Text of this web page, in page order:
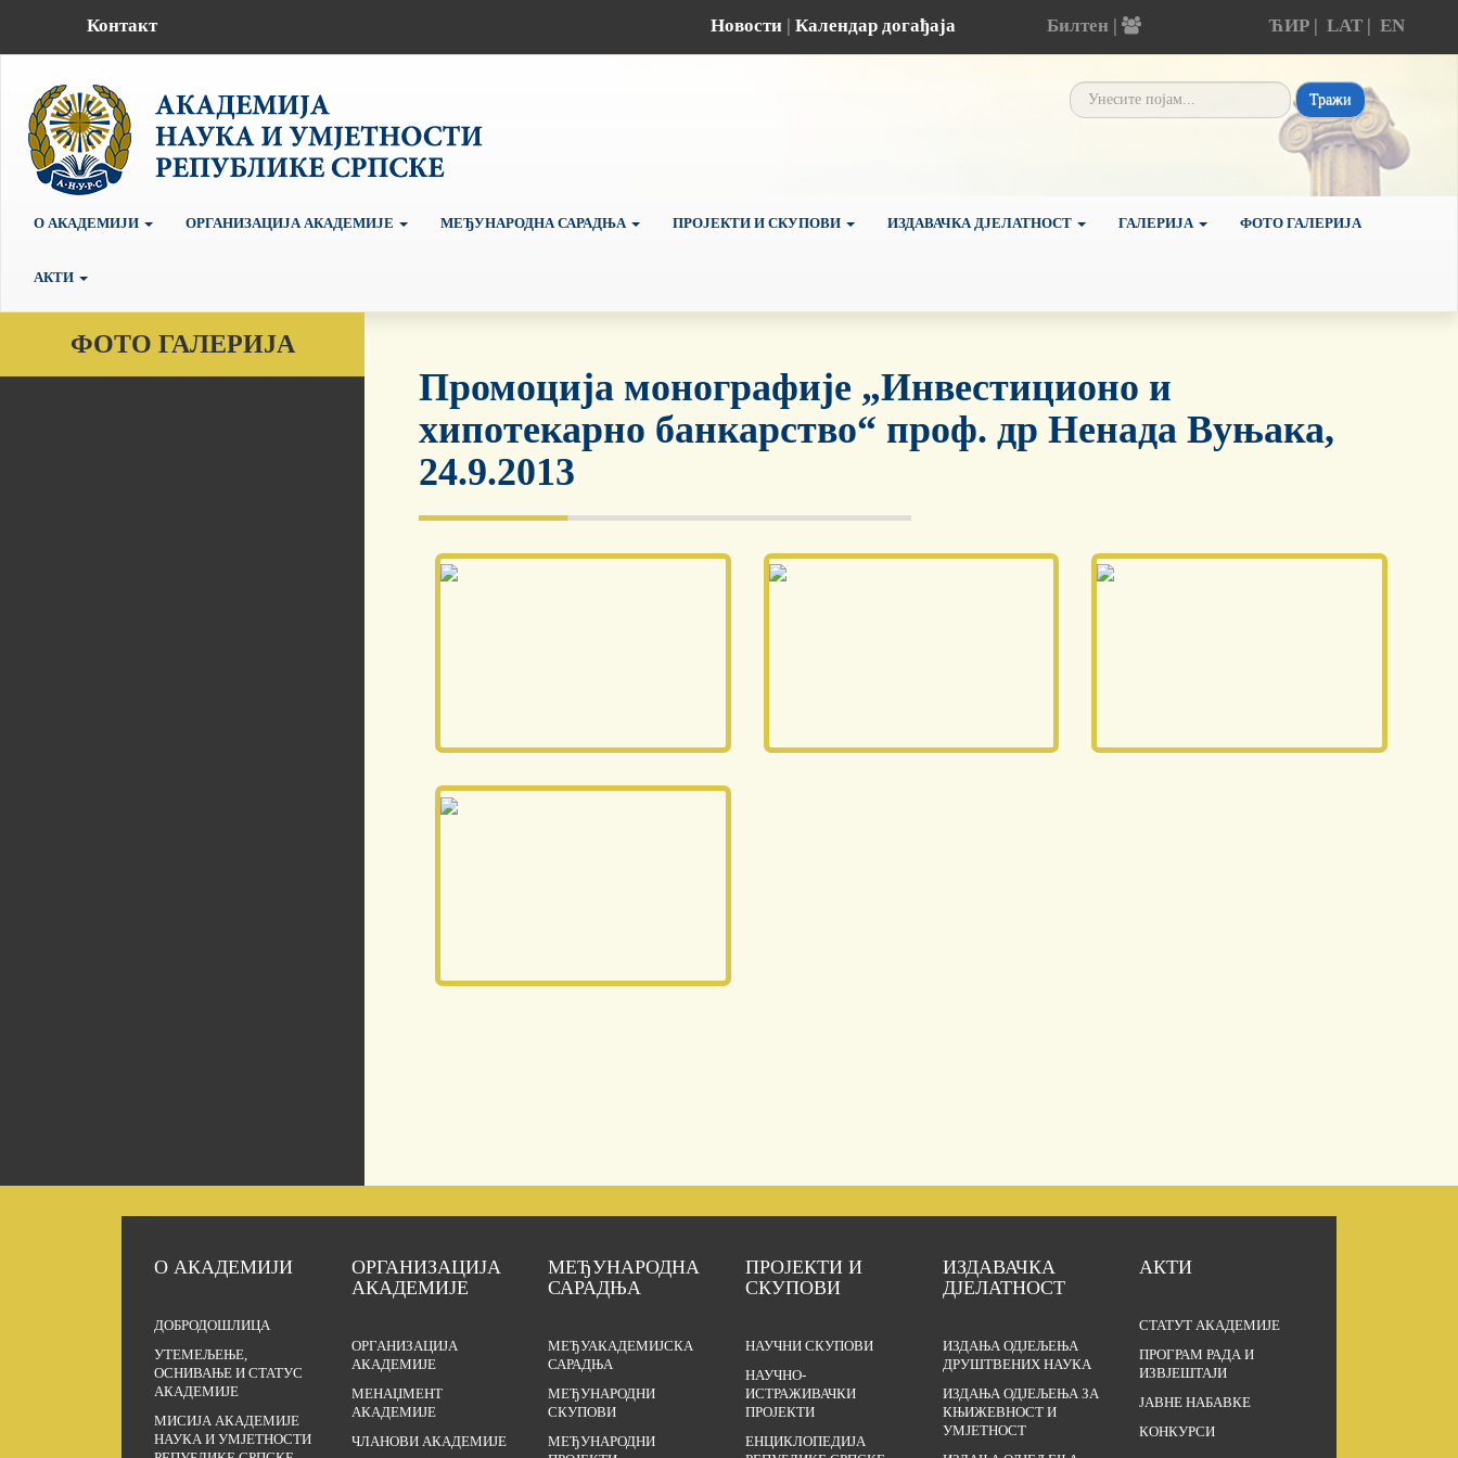
Контакт Новости | Календар догађаја Билтен | ЋИР| LAT| EN
Тражи
О АКАДЕМИЈИ ОРГАНИЗАЦИЈА АКАДЕМИЈЕ МЕЂУНАРОДНА САРАДЊА ПРОЈЕКТИ И СКУПОВИ ИЗДАВАЧКА ДЈЕЛАТНОСТ ГАЛЕРИЈА ФОТО ГАЛЕРИЈА
АКТИ
ФОТО ГАЛЕРИЈА
Промоција монографије „Инвестиционо и
хипотекарно банкарство“ проф. др Ненада Вуњака,
24.9.2013
О АКАДЕМИЈИ
ДОБРОДОШЛИЦА
УТЕМЕЉЕЊЕ,
ОСНИВАЊЕ И СТАТУС
АКАДЕМИЈЕ
МИСИЈА АКАДЕМИЈЕ
НАУКА И УМЈЕТНОСТИ
ОРГАНИЗАЦИЈА
АКАДЕМИЈЕ
ОРГАНИЗАЦИЈА
АКАДЕМИЈЕ
МЕНАЏМЕНТ
АКАДЕМИЈЕ
ЧЛАНОВИ АКАДЕМИЈЕ
МЕЂУНАРОДНА
САРАДЊА
МЕЂУАКАДЕМИЈСКА
САРАДЊА
МЕЂУНАРОДНИ
СКУПОВИ
МЕЂУНАРОДНИ
ПРОЈЕКТИ И
СКУПОВИ
НАУЧНИ СКУПОВИ
НАУЧНО-
ИСТРАЖИВАЧКИ
ПРОЈЕКТИ
ЕНЦИКЛОПЕДИЈА
ИЗДАВАЧКА
ДЈЕЛАТНОСТ
ИЗДАЊА ОДЈЕЉЕЊА
ДРУШТВЕНИХ НАУКА
ИЗДАЊА ОДЈЕЉЕЊА ЗА
КЊИЖЕВНОСТ И
УМЈЕТНОСТ
АКТИ
СТАТУТ АКАДЕМИЈЕ
ПРОГРАМ РАДА И
ИЗВЈЕШТАЈИ
ЈАВНЕ НАБАВКЕ
КОНКУРСИ